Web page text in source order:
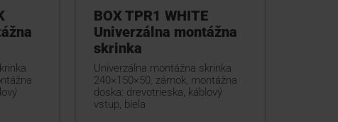
BOX TPR1 WHITE
Univerzálna montážna
skrinka
Univerzálna montážna skrinka
240×150×50, zámok, montážna
doska: drevotrieska, káblový
vstup, biela